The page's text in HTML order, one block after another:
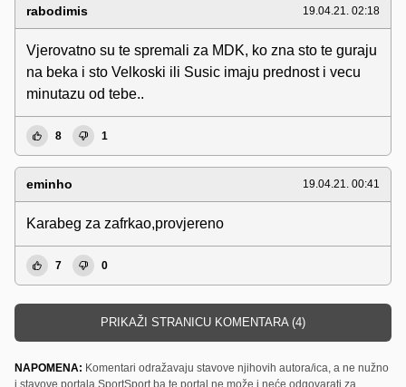
rabodimis 19.04.21. 02:18
Vjerovatno su te spremali za MDK, ko zna sto te guraju
na beka i sto Velkoski ili Susic imaju prednost i vecu
minutazu od tebe..
8 1
eminho 19.04.21. 00:41
Karabeg za zafrkao,provjereno
7 0
PRIKAŽI STRANICU KOMENTARA (4)
NAPOMENA: Komentari odražavaju stavove njihovih autora/ica, a ne nužno
i stavove portala SportSport.ba te portal ne može i neće odgovarati za